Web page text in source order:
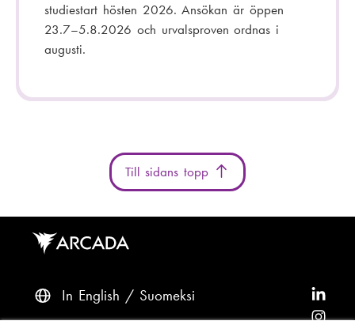
studiestart hösten 2026. Ansökan är öppen
23.7–5.8.2026 och urvalsproven ordnas i
augusti.
Till sidans topp
In English Suomeksi
ö
F